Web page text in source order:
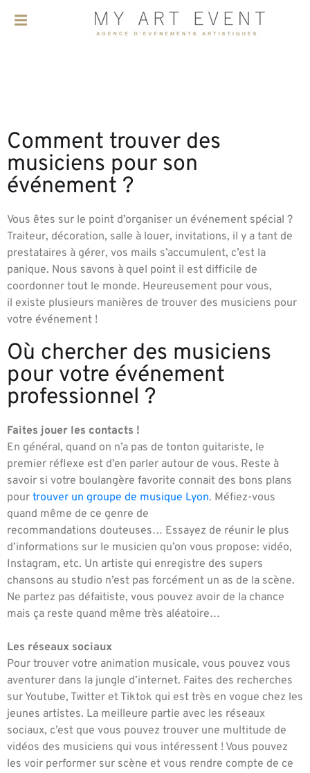
Comment trouver des
musiciens pour son
événement ?
Vous êtes sur le point d’organiser un événement spécial ?
Traiteur, décoration, salle à louer, invitations, il y a tant de
prestataires à gérer, vos mails s’accumulent, c’est la
panique. Nous savons à quel point il est difficile de
coordonner tout le monde. Heureusement pour vous,
il existe plusieurs manières de trouver des musiciens pour
votre événement !
Où chercher des musiciens
pour votre événement
professionnel ?
Faites jouer les contacts !
En général, quand on n’a pas de tonton guitariste, le
premier réflexe est d’en parler autour de vous. Reste à
savoir si votre boulangère favorite connait des bons plans
pour trouver un groupe de musique Lyon. Méfiez-vous
quand même de ce genre de
recommandations douteuses… Essayez de réunir le plus
d’informations sur le musicien qu’on vous propose: vidéo,
Instagram, etc. Un artiste qui enregistre des supers
chansons au studio n’est pas forcément un as de la scène.
Ne partez pas défaitiste, vous pouvez avoir de la chance
mais ça reste quand même très aléatoire…
Les réseaux sociaux
Pour trouver votre animation musicale, vous pouvez vous
aventurer dans la jungle d’internet. Faites des recherches
sur Youtube, Twitter et Tiktok qui est très en vogue chez les
jeunes artistes. La meilleure partie avec les réseaux
sociaux, c’est que vous pouvez trouver une multitude de
vidéos des musiciens qui vous intéressent ! Vous pouvez
les voir performer sur scène et vous rendre compte de ce